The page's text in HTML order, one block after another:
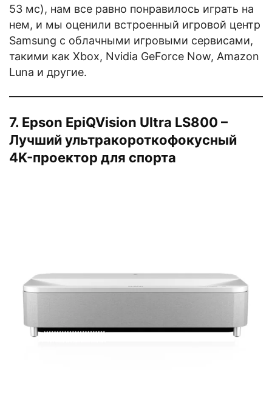
53 мс), нам все равно понравилось играть на
нем, и мы оценили встроенный игровой центр
Samsung с облачными игровыми сервисами,
такими как Xbox, Nvidia GeForce Now, Amazon
Luna и другие.
7. Epson EpiQVision Ultra LS800 –
Лучший ультракороткофокусный
4K-проектор для спорта